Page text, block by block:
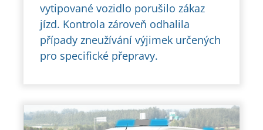
vytipované vozidlo porušilo zákaz
jízd. Kontrola zároveň odhalila
případy zneužívání výjimek určených
pro specifické přepravy.